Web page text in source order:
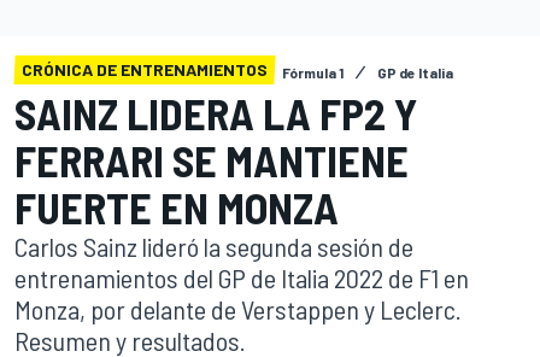
CRÓNICA DE ENTRENAMIENTOS Fórmula 1 GP de Italia
SAINZ LIDERA LA FP2 Y
FERRARI SE MANTIENE
FUERTE EN MONZA
Carlos Sainz lideró la segunda sesión de
entrenamientos del GP de Italia 2022 de F1 en
Monza, por delante de Verstappen y Leclerc.
Resumen y resultados.